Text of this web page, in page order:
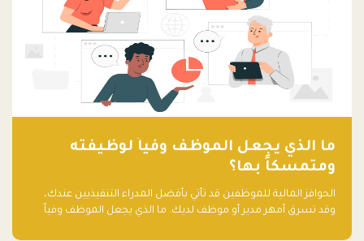
ما الذي يجعل الموظف وفياً لوظيفته
ومتمسكاً بها؟
الحوافز المالية للموظفين قد تأتي بأفضل المدراء التنفيذيين عندك،
وقد تسرق أمهر مدير أو موظف لديك. ما الذي يجعل الموظف وفياً